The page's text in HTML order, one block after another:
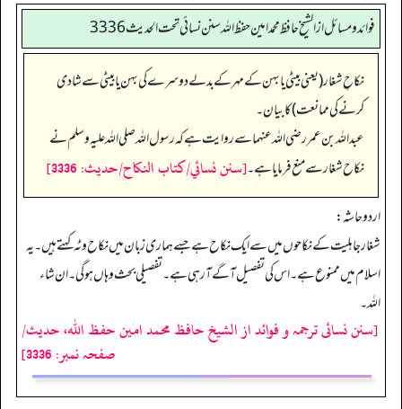
فوائد ومسائل از الشيخ حافظ محمد امين حفظ الله سنن نسائي تحت الحديث3336
نکاحِ شغار (یعنی بیٹی یا بہن کے مہر کے بدلے دوسرے کی بہن یا بیٹی سے شادی
کرنے کی ممانعت) کا بیان۔
عبداللہ بن عمر رضی الله عنہما سے روایت ہے کہ رسول اللہ صلی اللہ علیہ وسلم نے
نکاح شغار سے منع فرمایا ہے۔[سنن نسائي/كتاب النكاح/حدیث: 3336]
اردو حاشہ:
شغار جاہلیت کے نکاحوں میں سے ایک نکاح ہے جسے ہماری زبان میں نکاح وٹہ کہتے ہیں۔ یہ
اسلام میں ممنوع ہے۔ اس کی تفصیل آگے آرہی ہے۔ تفصیلی بحث وہاں ہوگی۔ ان شاء
اللہ۔
[سنن نسائی ترجمہ و فوائد از الشیخ حافظ محمد امین حفظ اللہ، حدیث/
صفحہ نمبر: 3336]